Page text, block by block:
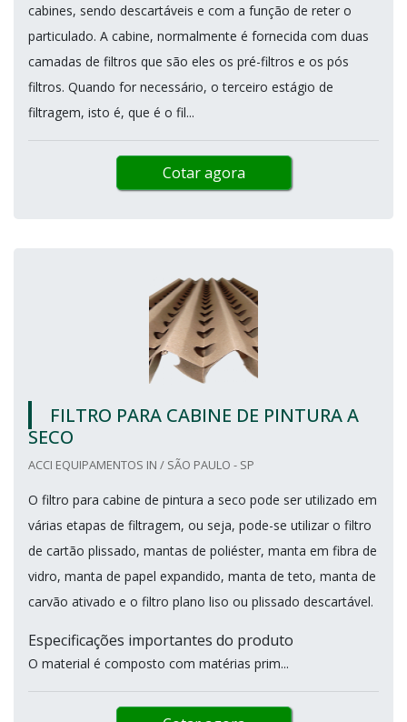
cabines, sendo descartáveis e com a função de reter o
particulado. A cabine, normalmente é fornecida com duas
camadas de filtros que são eles os pré-filtros e os pós
filtros. Quando for necessário, o terceiro estágio de
filtragem, isto é, que é o fil...
Cotar agora
FILTRO PARA CABINE DE PINTURA A
SECO
ACCI EQUIPAMENTOS IN / SÃO PAULO - SP
O filtro para cabine de pintura a seco pode ser utilizado em
várias etapas de filtragem, ou seja, pode-se utilizar o filtro
de cartão plissado, mantas de poliéster, manta em fibra de
vidro, manta de papel expandido, manta de teto, manta de
carvão ativado e o filtro plano liso ou plissado descartável.
Especificações importantes do produto
O material é composto com matérias prim...